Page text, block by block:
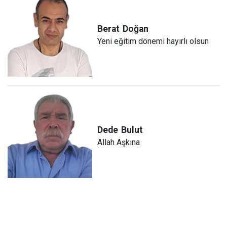
Berat Doğan
Yeni eğitim dönemi hayırlı olsun
Dede Bulut
Allah Aşkına